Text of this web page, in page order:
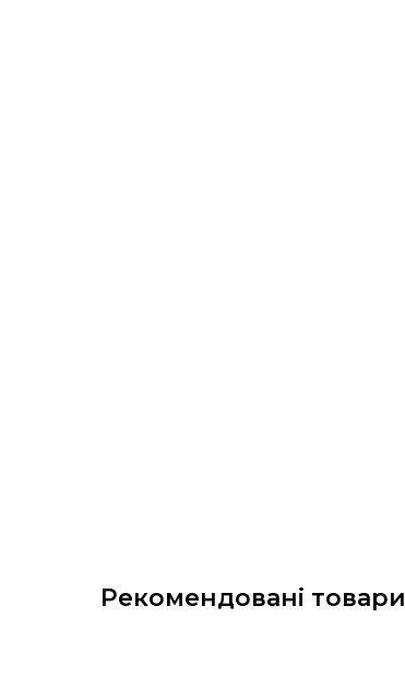
Рекомендовані товари